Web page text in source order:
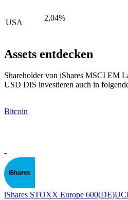
USA
2,04%
Assets entdecken
Shareholder von iShares MSCI EM
USD DIS investieren auch in
Bitcoin
-
iShares STOXX Europe